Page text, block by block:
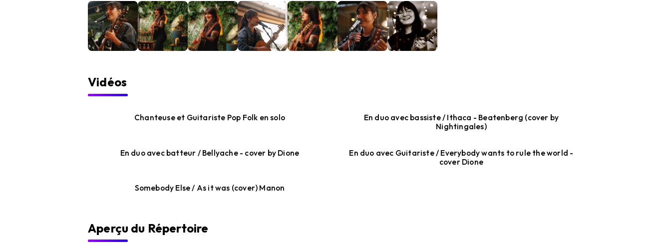
Vidéos
Chanteuse et Guitariste Pop Folk en solo
En duo avec bassiste / Ithaca - Beatenberg (cover by
Nightingales)
En duo avec batteur / Bellyache - cover by Dione
En duo avec Guitariste / Everybody wants to rule the world -
cover Dione
Somebody Else / As it was (cover) Manon
Aperçu du Répertoire